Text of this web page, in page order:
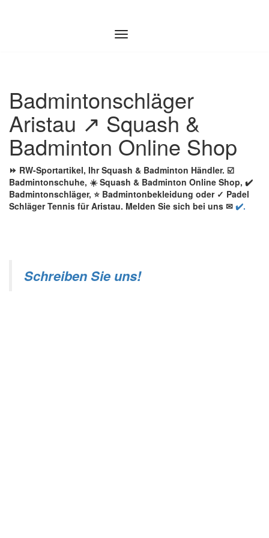
Badmintonschläger
Aristau ↗️ Squash &
Badminton Online Shop
⏩ RW-Sportartikel, Ihr Squash & Badminton Händler. ☑️
Badmintonschuhe, ☀️ Squash & Badminton Online Shop, ✔️
Badmintonschläger, ⭐ Badmintonbekleidung oder ✓ Padel
Schläger Tennis für Aristau. Melden Sie sich bei uns ✉ ✔️.
Schreiben Sie uns!